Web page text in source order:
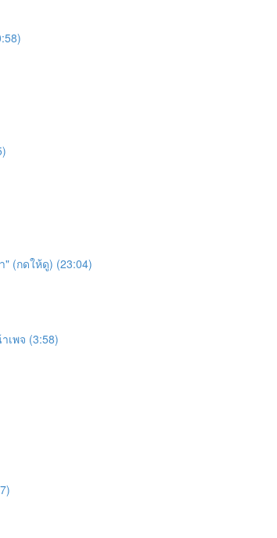
(กดให้ดู) (23:04)
พจ (3:58)